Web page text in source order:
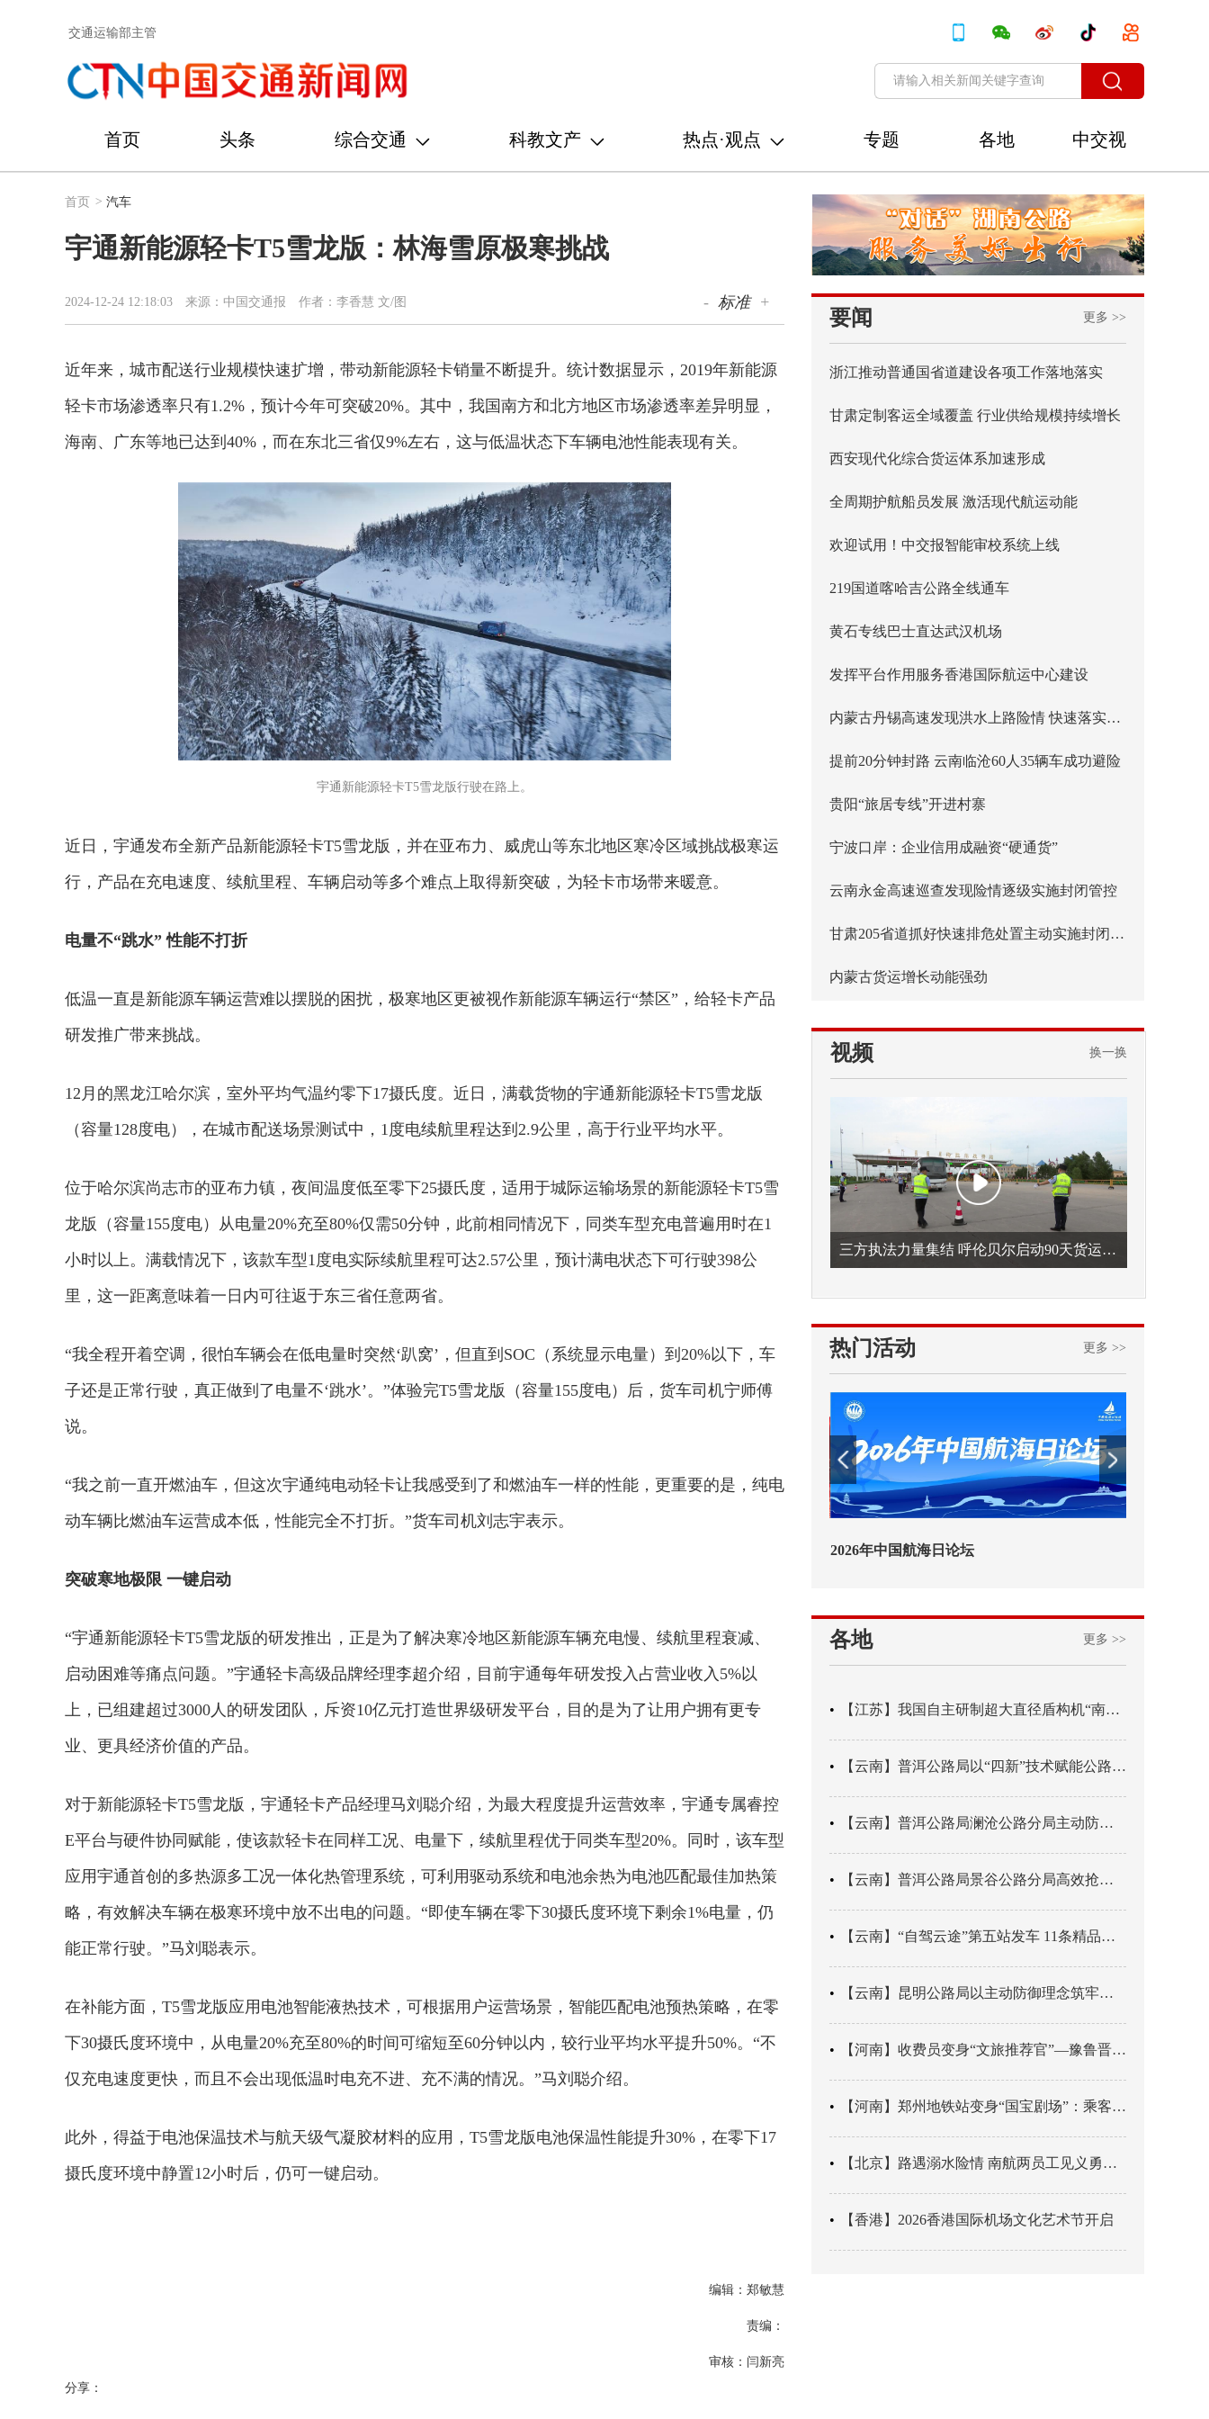
交通运输部主管
首页 头条 综合交通 科教文产 热点·观点 专题 各地
中交视
讯
首页 > 汽车
宇通新能源轻卡T5雪龙版：林海雪原极寒挑战
2024-12-24 12:18:03 来源：中国交通报 作者：李香慧 文/图 - 标准 +
近年来，城市配送行业规模快速扩增，带动新能源轻卡销量不断提升。统计数据显示，2019年新能源
轻卡市场渗透率只有1.2%，预计今年可突破20%。其中，我国南方和北方地区市场渗透率差异明显，
海南、广东等地已达到40%，而在东北三省仅9%左右，这与低温状态下车辆电池性能表现有关。
宇通新能源轻卡T5雪龙版行驶在路上。
近日，宇通发布全新产品新能源轻卡T5雪龙版，并在亚布力、威虎山等东北地区寒冷区域挑战极寒运
行，产品在充电速度、续航里程、车辆启动等多个难点上取得新突破，为轻卡市场带来暖意。
电量不“跳水” 性能不打折
低温一直是新能源车辆运营难以摆脱的困扰，极寒地区更被视作新能源车辆运行“禁区”，给轻卡产品
研发推广带来挑战。
12月的黑龙江哈尔滨，室外平均气温约零下17摄氏度。近日，满载货物的宇通新能源轻卡T5雪龙版
（容量128度电），在城市配送场景测试中，1度电续航里程达到2.9公里，高于行业平均水平。
位于哈尔滨尚志市的亚布力镇，夜间温度低至零下25摄氏度，适用于城际运输场景的新能源轻卡T5雪
龙版（容量155度电）从电量20%充至80%仅需50分钟，此前相同情况下，同类车型充电普遍用时在1
小时以上。满载情况下，该款车型1度电实际续航里程可达2.57公里，预计满电状态下可行驶398公
里，这一距离意味着一日内可往返于东三省任意两省。
“我全程开着空调，很怕车辆会在低电量时突然‘趴窝’，但直到SOC（系统显示电量）到20%以下，车
子还是正常行驶，真正做到了电量不‘跳水’。”体验完T5雪龙版（容量155度电）后，货车司机宁师傅
说。
“我之前一直开燃油车，但这次宇通纯电动轻卡让我感受到了和燃油车一样的性能，更重要的是，纯电
动车辆比燃油车运营成本低，性能完全不打折。”货车司机刘志宇表示。
突破寒地极限 一键启动
“宇通新能源轻卡T5雪龙版的研发推出，正是为了解决寒冷地区新能源车辆充电慢、续航里程衰减、
启动困难等痛点问题。”宇通轻卡高级品牌经理李超介绍，目前宇通每年研发投入占营业收入5%以
上，已组建超过3000人的研发团队，斥资10亿元打造世界级研发平台，目的是为了让用户拥有更专
业、更具经济价值的产品。
对于新能源轻卡T5雪龙版，宇通轻卡产品经理马刘聪介绍，为最大程度提升运营效率，宇通专属睿控
E平台与硬件协同赋能，使该款轻卡在同样工况、电量下，续航里程优于同类车型20%。同时，该车型
应用宇通首创的多热源多工况一体化热管理系统，可利用驱动系统和电池余热为电池匹配最佳加热策
略，有效解决车辆在极寒环境中放不出电的问题。“即使车辆在零下30摄氏度环境下剩余1%电量，仍
能正常行驶。”马刘聪表示。
在补能方面，T5雪龙版应用电池智能液热技术，可根据用户运营场景，智能匹配电池预热策略，在零
下30摄氏度环境中，从电量20%充至80%的时间可缩短至60分钟以内，较行业平均水平提升50%。“不
仅充电速度更快，而且不会出现低温时电充不进、充不满的情况。”马刘聪介绍。
此外，得益于电池保温技术与航天级气凝胶材料的应用，T5雪龙版电池保温性能提升30%，在零下17
摄氏度环境中静置12小时后，仍可一键启动。
编辑：郑敏慧
责编：
审核：闫新亮
分享：
要闻 更多 >>
浙江推动普通国省道建设各项工作落地落实
甘肃定制客运全域覆盖 行业供给规模持续增长
西安现代化综合货运体系加速形成
全周期护航船员发展 激活现代航运动能
欢迎试用！中交报智能审校系统上线
219国道喀哈吉公路全线通车
黄石专线巴士直达武汉机场
发挥平台作用服务香港国际航运中心建设
内蒙古丹锡高速发现洪水上路险情 快速落实主线封闭管控
提前20分钟封路 云南临沧60人35辆车成功避险
贵阳“旅居专线”开进村寨
宁波口岸：企业信用成融资“硬通货”
云南永金高速巡查发现险情逐级实施封闭管控
甘肃205省道抓好快速排危处置主动实施封闭管控
内蒙古货运增长动能强劲
视频 换一换
三方执法力量集结 呼伦贝尔启动90天货运车辆违法专项整治
热门活动 更多 >>
2026年中国航海日论坛
各地 更多 >>
【江苏】我国自主研制超大直径盾构机“南湖号”在常熟下线
【云南】普洱公路局以“四新”技术赋能公路养护
【云南】普洱公路局澜沧公路分局主动防御成功处置214国道山体崩塌险情
【云南】普洱公路局景谷公路分局高效抢通紧急送医村路
【云南】“自驾云途”第五站发车 11条精品线路串起全域风光
【云南】昆明公路局以主动防御理念筑牢汛期安全防线
【河南】收费员变身“文旅推荐官”—豫鲁晋四地市交旅融合让游客一下高速就“入戏”
【河南】郑州地铁站变身“国宝剧场”：乘客刚出车厢，就“入戏”千年
【北京】路遇溺水险情 南航两员工见义勇为科学施救
【香港】2026香港国际机场文化艺术节开启